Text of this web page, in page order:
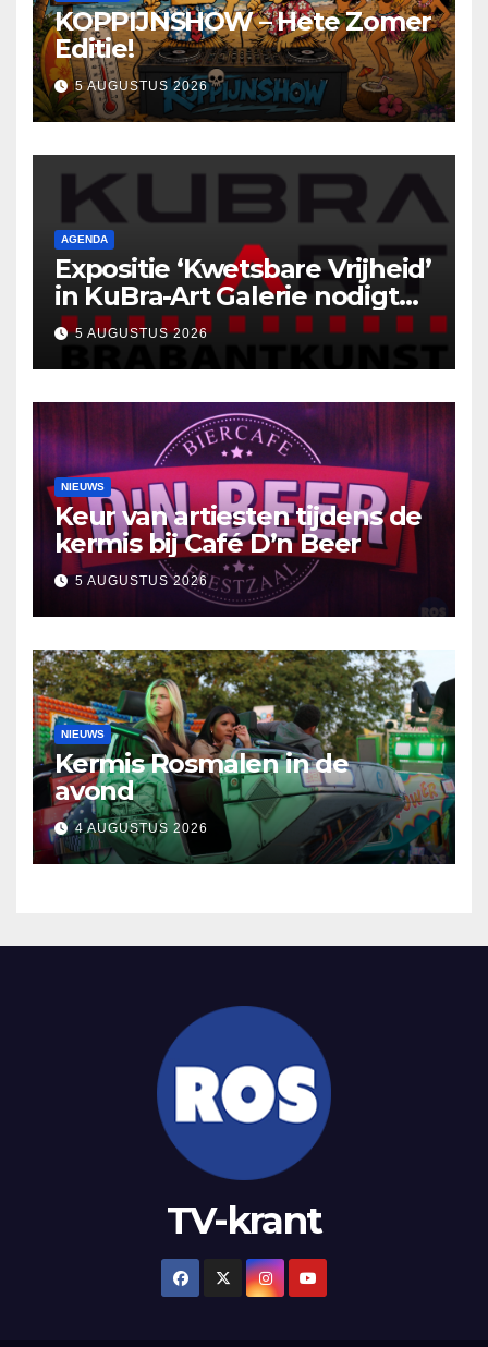
KOPPIJNSHOW – Hete Zomer
Editie!
5 AUGUSTUS 2026
AGENDA
Expositie ‘Kwetsbare Vrijheid’
in KuBra-Art Galerie nodigt
uit tot ontmoeting en
reflectie
5 AUGUSTUS 2026
NIEUWS
Keur van artiesten tijdens de
kermis bij Café D’n Beer
5 AUGUSTUS 2026
NIEUWS
Kermis Rosmalen in de
avond
4 AUGUSTUS 2026
TV-krant